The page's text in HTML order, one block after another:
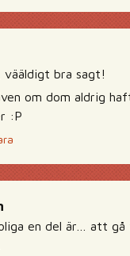
vääldigt bra sagt!
om dom aldrig
:P
en del är… att gå